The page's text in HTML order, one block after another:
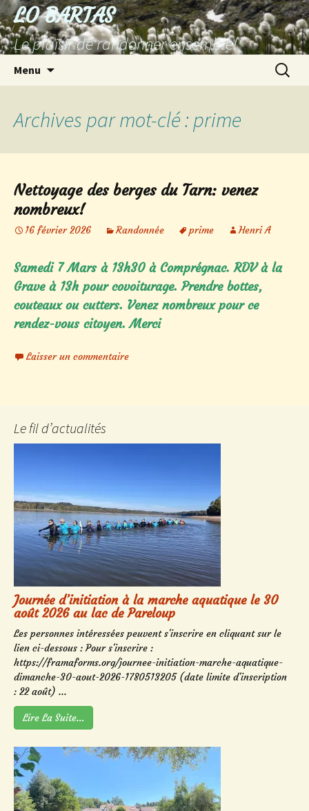
Aller
au
contenu
LO BARTAS
Le plaisir de randonner ensemble!
Menu
Archives par mot-clé : prime
Nettoyage des berges du Tarn: venez
nombreux!
16 février 2026 Randonnée prime Henri A
Samedi 7 Mars à 13h30 à Comprégnac. RDV à la
Grave à 13h pour covoiturage. Prendre bottes,
couteaux ou cutters. Venez nombreux pour ce
rendez-vous citoyen. Merci
Laisser un commentaire
Le fil d’actualités
Journée d’initiation à la marche aquatique le 30
août 2026 au lac de Pareloup
Les personnes intéressées peuvent s'inscrire en cliquant sur le
lien ci-dessous : Pour s'inscrire :
https://framaforms.org/journee-initiation-marche-aquatique-
dimanche-30-aout-2026-1780513205 (date limite d'inscription
: 22 août) ...
Lire La Suite…